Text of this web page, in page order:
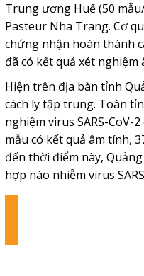
Trung ương Huế (50
Pasteur Nha Trang. Cơ
chứng nhận hoàn thành
đã có kết quả xét nghiệm
Hiện trên địa bàn tỉnh
cách ly tập trung. Toàn
nghiệm virus SARS-CoV-
mẫu có kết quả âm tính,
đến thời điểm này,
hợp nào nhiễm virus